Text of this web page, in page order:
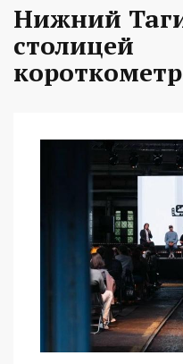
Нижний
столицей